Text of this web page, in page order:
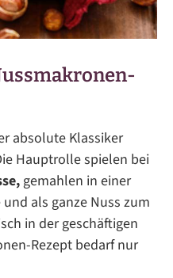
absolute Klassiker
Hauptrolle spielen bei
gemahlen in einer
als ganze Nuss zum
in der geschäftigen
Rezept bedarf nur